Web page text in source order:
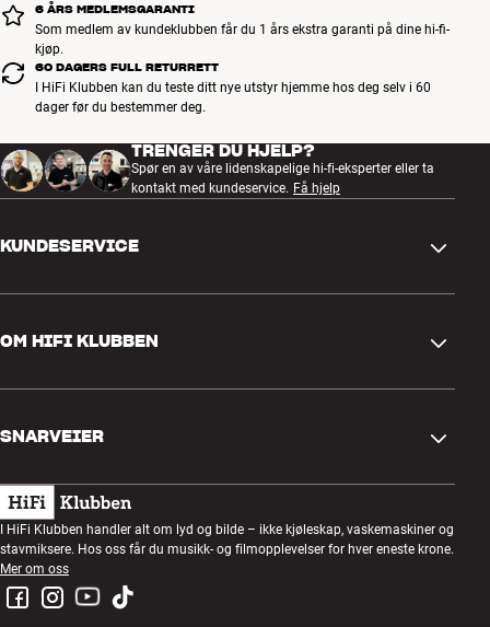
6 ÅRS MEDLEMSGARANTI
Som medlem av kundeklubben får du 1 års ekstra garanti på dine hi-fi-
kjøp.
60 DAGERS FULL RETURRETT
I HiFi Klubben kan du teste ditt nye utstyr hjemme hos deg selv i 60
dager før du bestemmer deg.
TRENGER DU HJELP?
Spør en av våre lidenskapelige hi-fi-eksperter eller ta
kontakt med kundeservice. Få hjelp
KUNDESERVICE
Retur og reklamasjon
Angre på bestilling
Handelsbetingelser
Personvernpolicy
OM HIFI KLUBBEN
Kundeklubb
Lyttekveld
Konkurranser
Jobb i HiFi Klubben
SNARVEIER
Gavekort
Bygg med lyd
Montering og installasjon
I HiFi Klubben handler alt om lyd og bilde – ikke kjøleskap, vaskemaskiner og
stavmiksere. Hos oss får du musikk- og filmopplevelser for hver eneste krone.
Mer om oss